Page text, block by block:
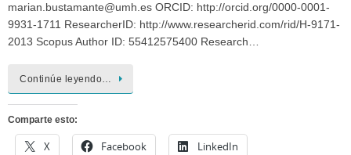
marian.bustamante@umh.es ORCID: http://orcid.org/0000-0001-
9931-1711 ResearcherID: http://www.researcherid.com/rid/H-9171-
2013 Scopus Author ID: 55412575400 Research…
Continúe leyendo…
Comparte esto:
X Facebook LinkedIn